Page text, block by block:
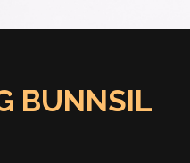
BUNNSIL